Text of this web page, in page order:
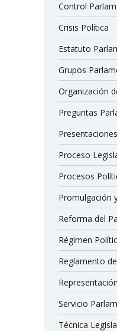
Control
Crisis Política
Estatuto
Grupos
Organización
Preguntas
Presentaciones
Proceso
Procesos
Promulgación
Reforma del
Régimen
Reglamento
Servicio
Técnica